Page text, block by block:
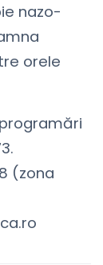
nazo-
orele
(zona